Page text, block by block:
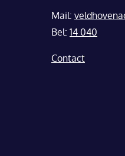
Mail:
Bel: 14 040
Contact